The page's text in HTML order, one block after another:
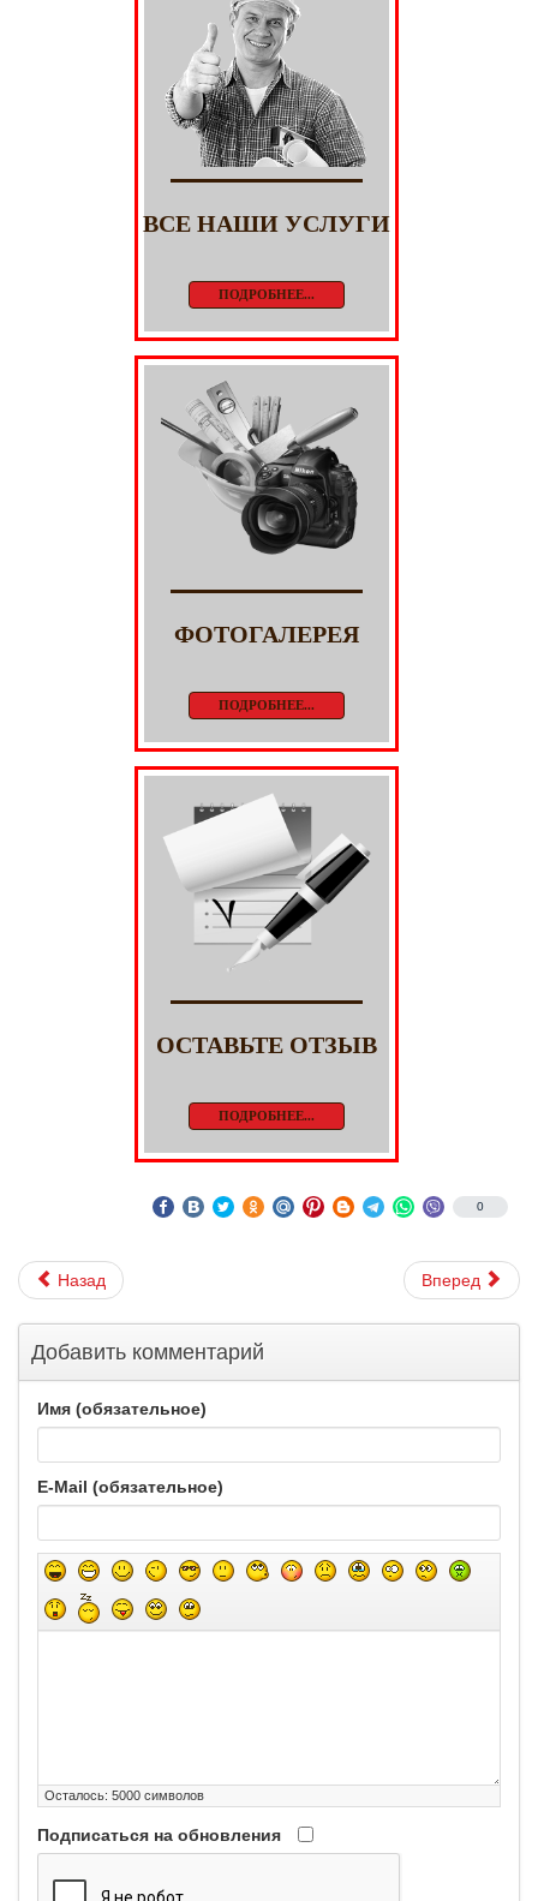
ВСЕ НАШИ УСЛУГИ
ПОДРОБНЕЕ...
ФОТОГАЛЕРЕЯ
ПОДРОБНЕЕ...
ОСТАВЬТЕ ОТЗЫВ
ПОДРОБНЕЕ...
0
Назад Вперед
Добавить комментарий
Имя (обязательное)
E-Mail (обязательное)
Осталось: 5000 символов
Подписаться на обновления